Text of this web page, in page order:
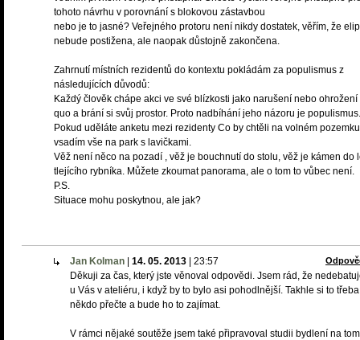
tohoto návrhu v porovnání s blokovou zástavbou
nebo je to jasné? Veřejného protoru není nikdy dostatek, věřím, že
nebude postižena, ale naopak důstojně zakončena.
Zahrnutí místních rezidentů do kontextu pokládám za populismus z
následujících důvodů:
Každý člověk chápe akci ve své blízkosti jako narušení nebo ohrožení
quo a brání si svůj prostor. Proto nadbíhání jeho názoru je populismus.
Pokud uděláte anketu mezi rezidenty Co by chtěli na volném
vsadím vše na park s lavičkami.
Věž není něco na pozadí , věž je bouchnutí do stolu, věž je kámen do
tlejícího rybníka. Můžete zkoumat panorama, ale o tom to vůbec není.
P.S.
Situace mohu poskytnou, ale jak?
Jan Kolman 14. 05. 2013 23:57
Děkuji za čas, který jste věnoval odpovědi. Jsem rád, že
u Vás v ateliéru, i když by to bylo asi pohodlnější. Takhle si to třeba
někdo přečte a bude ho to zajímat.
V rámci nějaké soutěže jsem také připravoval studii bydlení na